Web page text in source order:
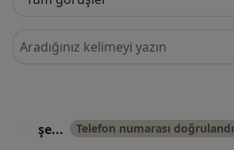
Görüşler içerisinde ara
şe... Telefon numarası doğrulandı